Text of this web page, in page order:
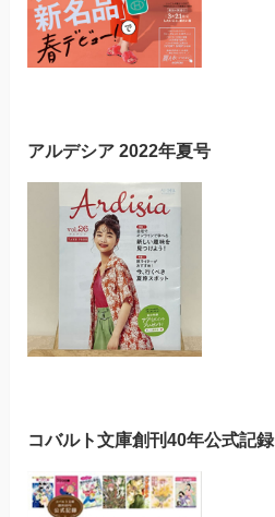
アルデシア 2022年夏号
コバルト文庫創刊40年公式記録